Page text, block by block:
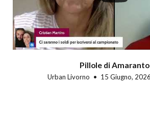
Pillole di Amaranto
Urban Livorno 15 Giugno,